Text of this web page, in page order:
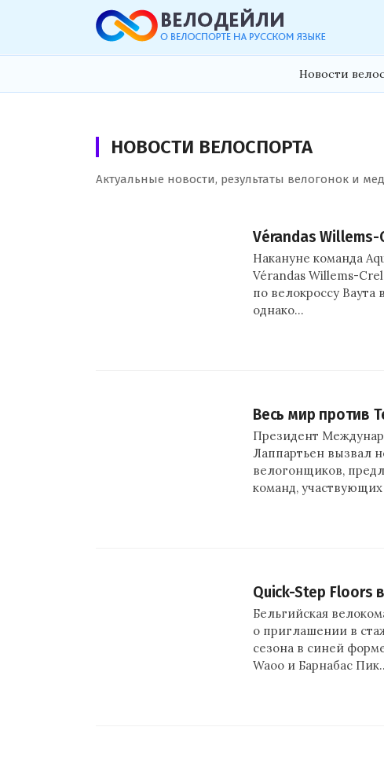
Новости
НОВОСТИ ВЕЛОСПОРТА
Актуальные новости, результаты велогонок и
Vérandas
Накануне команда
Vérandas Willems-
по велокроссу
однако…
Весь мир против
Президент
Лаппартьен вызвал
велогонщиков,
команд,
Quick-Step Floors
Бельгийская
о приглашении в
сезона в синей
Waoo и Барнабас